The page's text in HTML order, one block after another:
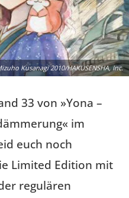
Kusanagi 2010/HAKUSENSHA, Inc.
33 von »Yona –
im
euch noch
Limited Edition mit
regulären